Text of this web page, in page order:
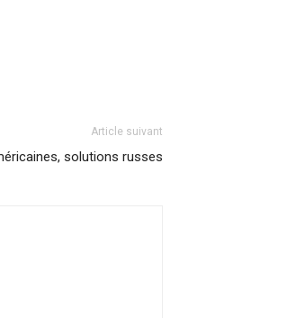
Article suivant
solutions russes